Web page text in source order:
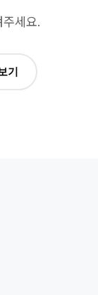
주세요.
기